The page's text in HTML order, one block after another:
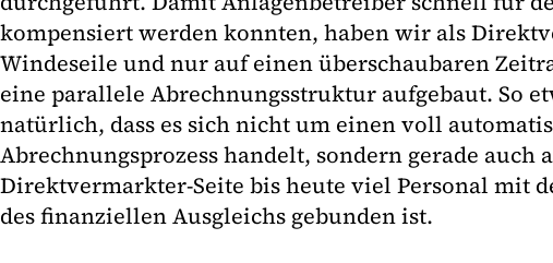
kompensiert werden konnten, haben wir als
Windeseile und nur auf einen überschaubaren
eine parallele Abrechnungsstruktur aufgebaut. So
natürlich, dass es sich nicht um einen voll
Abrechnungsprozess handelt, sondern gerade auch
Direktvermarkter-Seite bis heute viel Personal mit
des finanziellen Ausgleichs gebunden ist.